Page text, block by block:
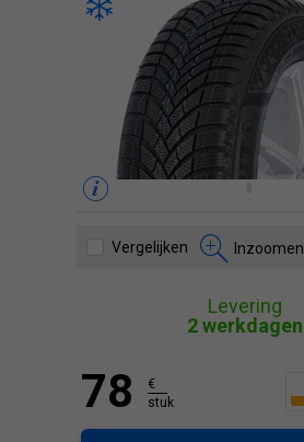
Vergelijken Inzoomen
Levering
2 werkdagen
78
€
stuk